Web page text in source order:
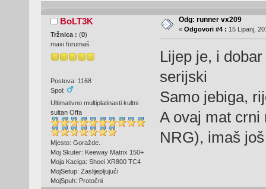
BoLT3K
Tržnica : (0)
maxi forumaš
Postova: 1168
Spol:
Ultimativno multiplatinasti kultni
sultan Offa
Mjesto: Goražde.
Moj Skuter: Keeway Matrix 150+
Moja Kaciga: Shoei XR800 TC4
MojSetup: Zaslijepljujući
MojSpuh: Protočni
Odg: runner vx209
« Odgovori #4 : 15 Lipanj,
Lijep je, i
serijski
Samo jebiga,
A ovaj mat
NRG), imaš